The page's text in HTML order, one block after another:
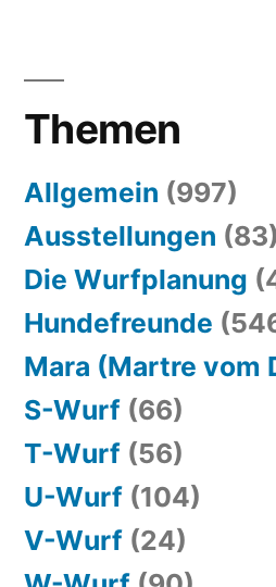
Themen
Allgemein (997)
Ausstellungen (83)
Die Wurfplanung
Hundefreunde
Mara (Martre vom
S-Wurf (66)
T-Wurf (56)
U-Wurf (104)
V-Wurf (24)